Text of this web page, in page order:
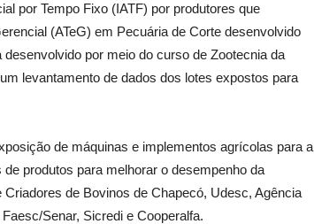
por Tempo Fixo (IATF) por produtores que
(ATeG) em Pecuária de Corte desenvolvido
por meio do curso de Zootecnia da
levantamento de dados dos lotes expostos para
de máquinas e implementos agrícolas para a
produtos para melhorar o desempenho da
de Bovinos de Chapecó, Udesc, Agência
Senar, Sicredi e Cooperalfa.